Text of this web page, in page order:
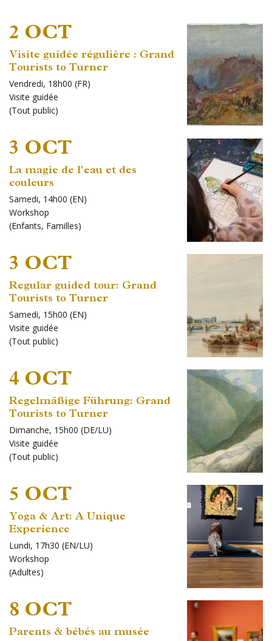
2 OCT
Visite guidée régulière : Grand
Tourists to Turner
Vendredi, 18h00 (FR)
Visite guidée
(Tout public)
3 OCT
La magie de l'eau et des
couleurs
Samedi, 14h00 (EN)
Workshop
(Enfants, Familles)
3 OCT
Regular guided tour: Grand
Tourists to Turner
Samedi, 15h00 (EN)
Visite guidée
(Tout public)
4 OCT
Regelmäßige Führung: Grand
Tourists to Turner
Dimanche, 15h00 (DE/LU)
Visite guidée
(Tout public)
5 OCT
Yoga & Art: A Unique
Experience
Lundi, 17h30 (EN/LU)
Workshop
(Adultes)
8 OCT
Parents & bébés au musée